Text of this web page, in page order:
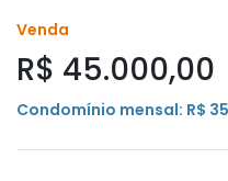
Venda
R$ 45.000,00
Condomínio mensal: R$